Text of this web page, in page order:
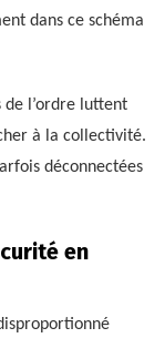
dans ce schéma
de l’ordre luttent
à la collectivité.
déconnectées
en